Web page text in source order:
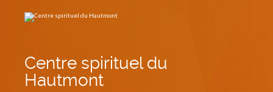
contenu.
Centre spirituel du
Hautmont